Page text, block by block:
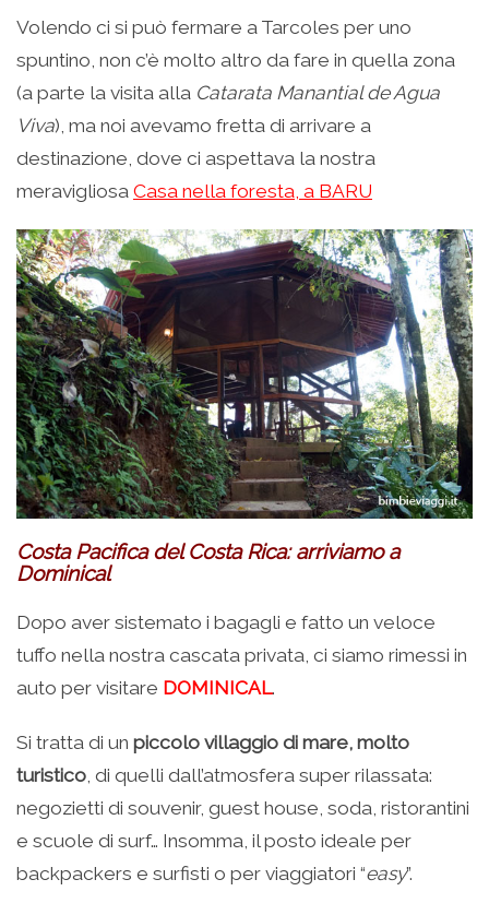
Volendo ci si può fermare a Tarcoles per uno
spuntino, non c’è molto altro da fare in quella zona
(a parte la visita alla Catarata Manantial de Agua
Viva), ma noi avevamo fretta di arrivare a
destinazione, dove ci aspettava la nostra
meravigliosa Casa nella foresta, a BARU
Costa Pacifica del Costa Rica: arriviamo a
Dominical
Dopo aver sistemato i bagagli e fatto un veloce
tuffo nella nostra cascata privata, ci siamo rimessi in
auto per visitare DOMINICAL.
Si tratta di un piccolo villaggio di mare, molto
turistico , di quelli dall’atmosfera super rilassata:
negozietti di souvenir, guest house, soda, ristorantini
e scuole di surf… Insomma, il posto ideale per
backpackers e surfisti o per viaggiatori “easy”.